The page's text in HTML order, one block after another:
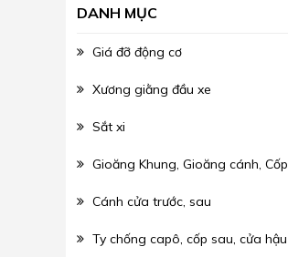
DANH MỤC
Giá đỡ động cơ
Xương giằng đầu xe
Sắt xi
Gioăng Khung, Gioăng cánh, Cốp
Cánh cửa trước, sau
Ty chống capô, cốp sau, cửa hậu